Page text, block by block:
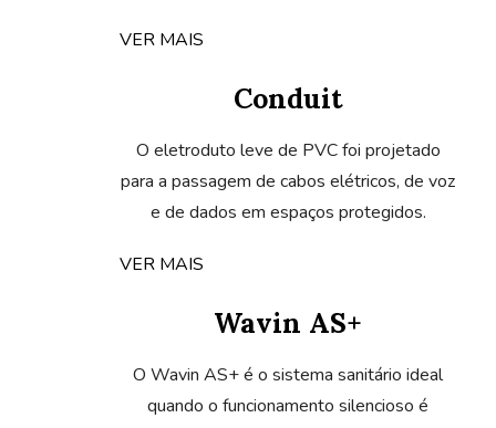
O eletroduto leve de PVC foi projetado
para a passagem de cabos elétricos, de voz
e de dados em espaços protegidos.
O Wavin AS+ é o sistema sanitário ideal
quando o funcionamento silencioso é
essencial.